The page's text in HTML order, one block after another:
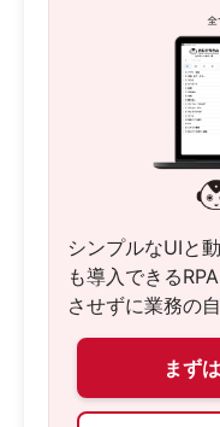
シンプルなUIと
も導入できる
させずに業務の
まず